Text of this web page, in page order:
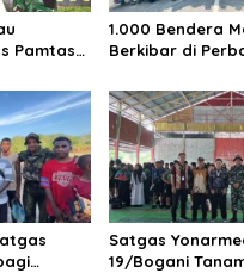
Pamtas
TNI-Polri
1.000 Bendera
Berkibar di
Satgas
19/Bogani